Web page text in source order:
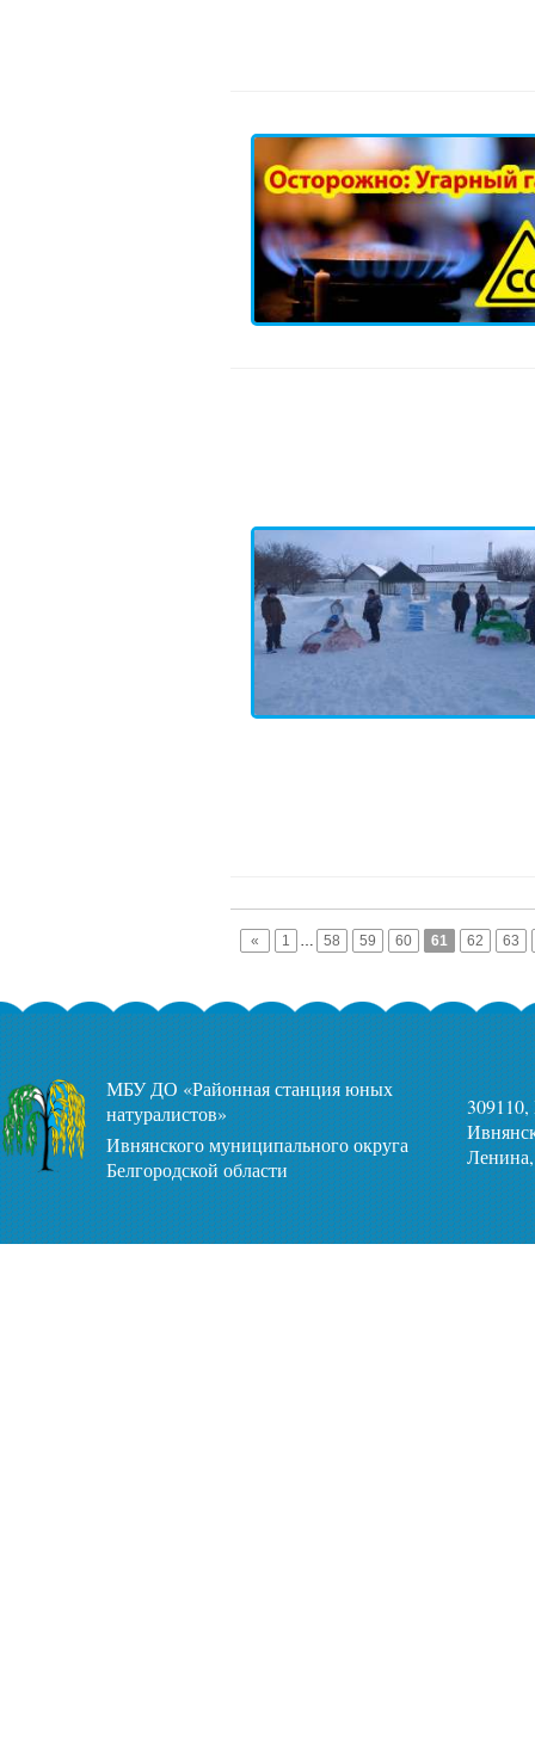
« 1 … 58 59 60 61 62 63
МБУ ДО «Районная станция юных
натуралистов»
Ивнянского муниципального округа
Белгородской области
309110,